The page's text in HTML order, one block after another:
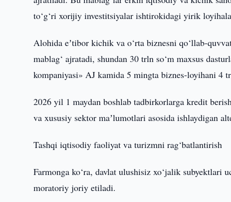
to‘g‘ri xorijiy investitsiyalar ishtirokidagi yirik
Alohida eʼtibor kichik va o‘rta biznesni qo‘llab-
mablag‘ ajratadi, shundan 30 trln so‘m maxsus
kompaniyasi» AJ kamida 5 mingta biznes-loyihani 4
2026 yil 1 maydan boshlab tadbirkorlarga kredit
va xususiy sektor maʼlumotlari asosida ishlaydigan
Tashqi iqtisodiy faoliyat va turizmni rag‘batlantirish
Farmonga ko‘ra, davlat ulushisiz xo‘jalik subyektlari
moratoriy joriy etiladi.